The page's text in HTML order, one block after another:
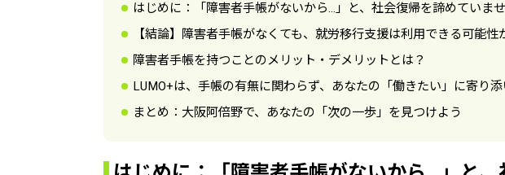
はじめに：「障害者手帳がないから…」と、社会復帰を諦めていま
【結論】障害者手帳がなくても、就労移行支援は利用できる可能性
障害者手帳を持つことのメリット・デメリットとは？
LUMO+は、手帳の有無に関わらず、あなたの「働きたい」に寄り
まとめ：大阪阿倍野で、あなたの「次の一歩」を見つけよう